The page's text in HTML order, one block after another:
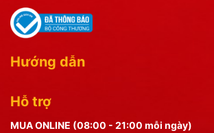
Hướng dẫn
Hỗ trợ
MUA ONLINE (08:00 - 21:00 mỗi ngày)